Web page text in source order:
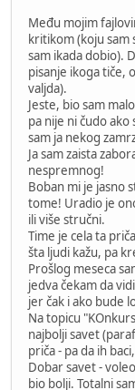
Među mojim
kritikom (koju sam
sam ikada dobio).
pisanje ikoga tiče,
valjda).
Jeste, bio sam
pa nije ni čudo ako
sam ja nekog
Ja sam zaista
nespremnog!
Boban mi je jasno
tome! Uradio je
ili više stručni.
Time je cela ta
šta ljudi kažu, pa
Prošlog meseca
jedva čekam da
jer čak i ako bude
Na topicu
najbolji savet
priča - pa da ih
Dobar savet -
bio bolji. Totalni